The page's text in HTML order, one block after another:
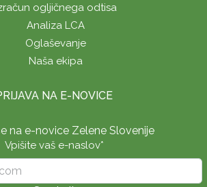
ogljičnega odtisa
Analiza LCA
Oglaševanje
Naša ekipa
NA E-NOVICE
na e-novice Zelene Slovenije
Vpišite vaš e-naslov*